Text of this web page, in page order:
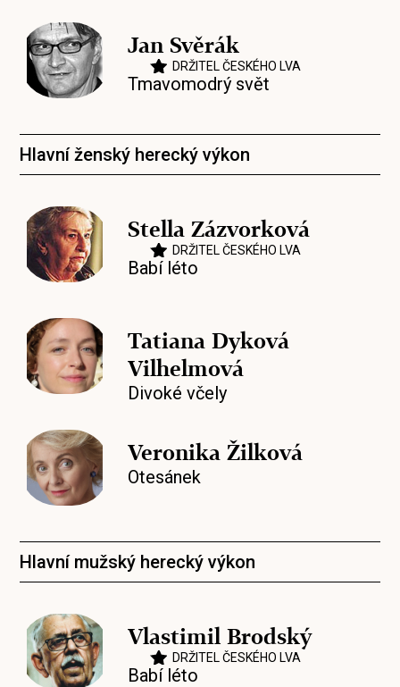
Jan Svěrák
DRŽITEL ČESKÉHO LVA
Tmavomodrý svět
Hlavní ženský herecký výkon
Stella Zázvorková
DRŽITEL ČESKÉHO LVA
Babí léto
Tatiana Dyková
Vilhelmová
Divoké včely
Veronika Žilková
Otesánek
Hlavní mužský herecký výkon
Vlastimil Brodský
DRŽITEL ČESKÉHO LVA
Babí léto